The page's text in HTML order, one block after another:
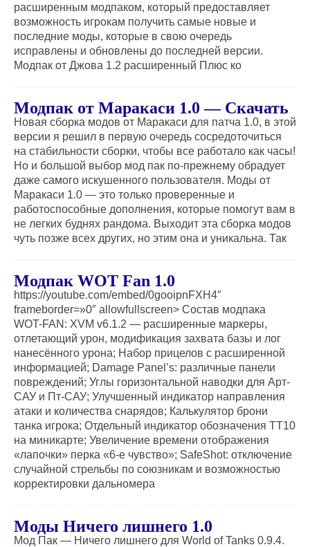
расширенным модпаком, который предоставляет
возможность игрокам получить самые новые и
последние моды, которые в свою очередь
исправлены и обновлены до последней версии.
Модпак от Джова 1.2 расширенный Плюс ко
Модпак от Маракаси 1.0 — Скачать
Новая сборка модов от Маракаси для патча 1.0, в этой
версии я решил в первую очередь сосредоточиться
на стабильности сборки, чтобы все работало как часы!
Но и большой выбор мод пак по-прежнему обрадует
даже самого искушенного пользователя. Моды от
Маракаси 1.0 — это только проверенные и
работоспособные дополнения, которые помогут вам в
не легких буднях рандома. Выходит эта сборка модов
чуть позже всех других, но этим она и уникальна. Так
Модпак WOT Fan 1.0
https://youtube.com/embed/0gooipnFXH4″
frameborder=»0″ allowfullscreen> Состав модпака
WOT-FAN: XVM v6.1.2 — расширенные маркеры,
отлетающий урон, модификация захвата базы и лог
нанесённого урона; Набор прицелов с расширенной
информацией; Damage Panel’s: различные панели
повреждений; Углы горизонтальной наводки для Арт-
САУ и Пт-САУ; Улучшенный индикатор направления
атаки и количества снарядов; Калькулятор брони
танка игрока; Отдельный индикатор обозначения ТТ10
на миникарте; Увеличение времени отображения
«лапочки» перка «6-е чувство»; SafeShot: отключение
случайной стрельбы по союзникам и возможностью
корректировки дальномера
Моды Ничего лишнего 1.0
Мод Пак — Ничего лишнего для World of Tanks 0.9.4.